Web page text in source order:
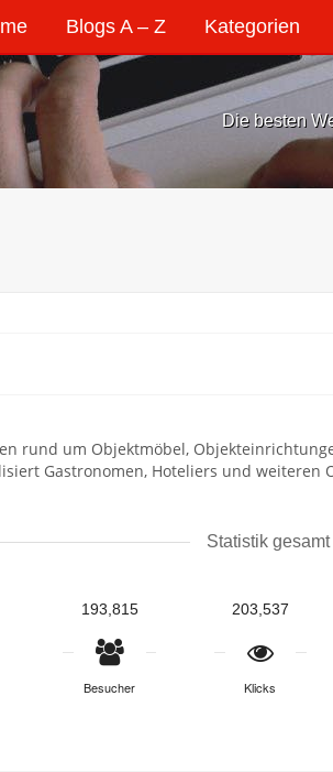
Blogs A – Z Kategorien
Die besten
rund um Objektmöbel,
Gastronomen, Hoteliers und weiteren
Statistik gesamt
193,815
Besucher
203,537
Klicks